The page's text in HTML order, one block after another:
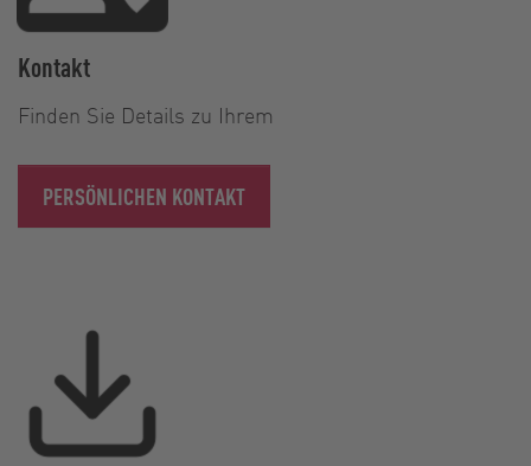
Kontakt
Finden Sie Details zu Ihrem
PERSÖNLICHEN KONTAKT